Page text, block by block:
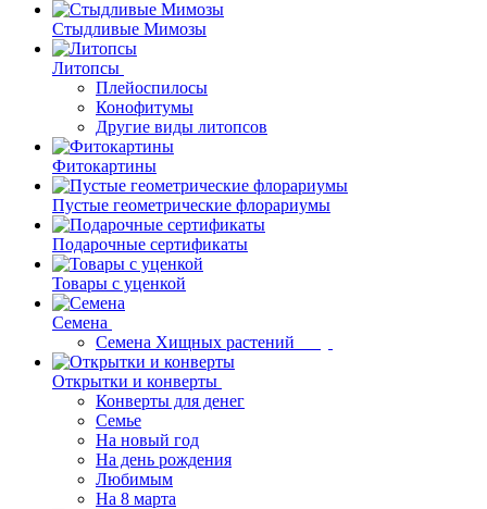
Стыдливые Мимозы
Литопсы
Плейоспилосы
Конофитумы
Другие виды литопсов
Фитокартины
Пустые геометрические флорариумы
Подарочные сертификаты
Товары с уценкой
Семена
Семена Хищных растений
Открытки и конверты
Конверты для денег
Семье
На новый год
На день рождения
Любимым
На 8 марта